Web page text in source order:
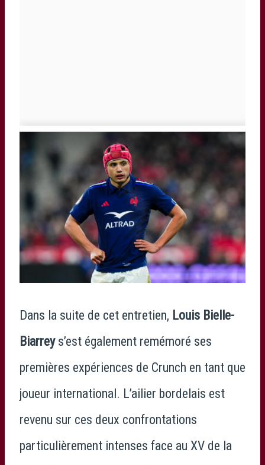
Dans la suite de cet entretien, Louis Bielle-
Biarreys’est également remémoré ses
premières expériences de Crunch en tant que
joueur international. L’ailier bordelais est
revenu sur ces deux confrontations
particulièrement intenses face au XV de la